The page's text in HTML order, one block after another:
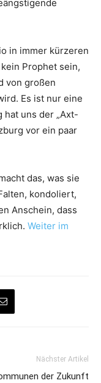
in immer kürzeren
Prophet sein,
von großen
Es ist nur eine
hat uns der „Axt-
vor ein paar
das, was sie
kondoliert,
Anschein, dass
Weiter im
Nächster Artikel
der Zukunft